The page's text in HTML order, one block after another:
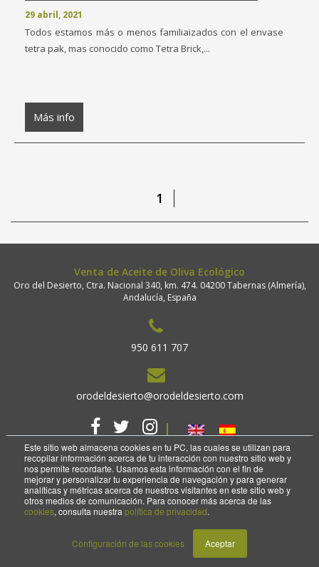
Este sitio web almacena cookies en tu PC, las cuales se utilizan para
recopilar información acerca de tu interacción con nuestro sitio web y
nos permite recordarte. Usamos esta información con el fin de
mejorar y personalizar tu experiencia de navegación y para generar
analíticas y métricas acerca de nuestros visitantes en este sitio web y
otros medios de comunicación. Para conocer más acerca de las
cookies, consulta nuestra política de privacidad.
Configuración de las cookies Aceptar
29 abril, 2021
Todos estamos más o menos familiaizados con el envase
tetra pak, mas conocido como Tetra Brick,...
Más info
1
Venta de Aceite de Oliva Ecológico
Oro del Desierto, Ctra. Nacional 340, km. 474. 04200 Tabernas (Almería),
Andalucía, España
950 611 707
orodeldesierto@orodeldesierto.com
2018 Copyright. Oro del desierto.
Aviso legal
Política de privacidad